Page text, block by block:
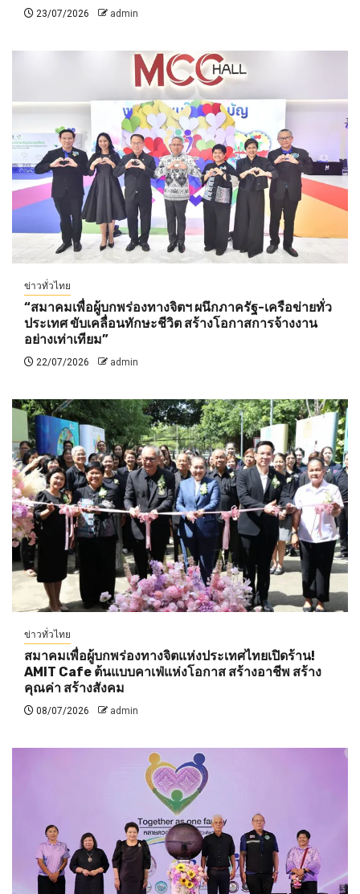
23/07/2026 admin
ข่าวทั่วไทย
“สมาคมเพื่อผู้บกพร่องทางจิตฯ ผนึกภาครัฐ-เครือข่ายทั่ว
ประเทศ ขับเคลื่อนทักษะชีวิต สร้างโอกาสการจ้างงาน
อย่างเท่าเทียม”
22/07/2026 admin
ข่าวทั่วไทย
สมาคมเพื่อผู้บกพร่องทางจิตแห่งประเทศไทยเปิดร้าน!
AMIT Cafe ต้นแบบคาเฟ่แห่งโอกาส สร้างอาชีพ สร้าง
คุณค่า สร้างสังคม
08/07/2026 admin